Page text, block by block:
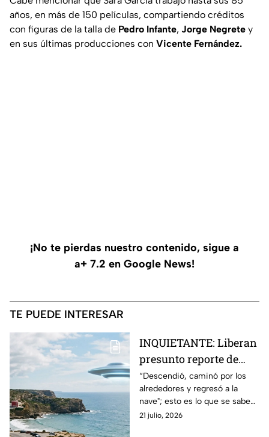
años, en más de 150 películas, compartiendo créditos
con figuras de la talla de Pedro Infante, Jorge Negrete y
en sus últimas producciones con Vicente Fernández.
¡No te pierdas nuestro contenido, sigue a
a+ 7.2 en Google News!
TE PUEDE INTERESAR
INQUIETANTE: Liberan
presunto reporte de
avistamiento OVNI y
descenso de un ser
“Descendió, caminó por los
alrededores y regresó a la
nave"; esto es lo que se sabe
sobre uno de los avistamientos
21 julio, 2026